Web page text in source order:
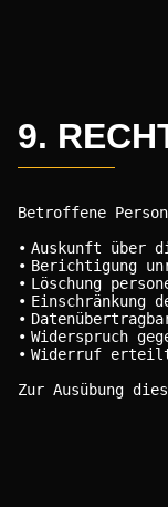
9.
Betroffene
Auskunft über
Berichtigung
Löschung
Einschränkung
Widerspruch
Widerruf
Zur Ausübung